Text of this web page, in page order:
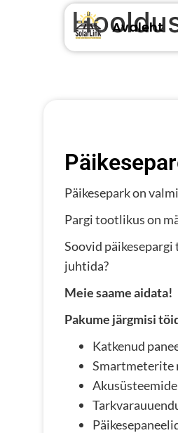
Avaleht
Päikesepark on
Pargi tootlikus on
Soovid
juhtida?
Meie saame aidata!
Pakume järgmisi
Katkenud
Smartmeterite